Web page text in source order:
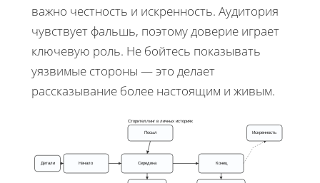
важно честность и искренность. Аудитория
чувствует фальшь, поэтому доверие играет
ключевую роль. Не бойтесь показывать
уязвимые стороны — это делает
рассказывание более настоящим и живым.
Посыл
Начало Середина Конец
Детали
Искренность
Сторителлинг в личных историях